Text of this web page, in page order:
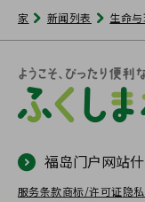
家 新闻列表 生命
福岛门户网站什
服务条款商标/许可证隐